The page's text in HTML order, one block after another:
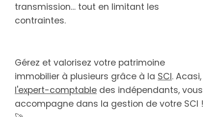
transmission… tout en limitant les
contraintes.
Gérez et valorisez votre patrimoine
immobilier à plusieurs grâce à la SCI. Acasi,
l'expert-comptable des indépendants, vous
accompagne dans la gestion de votre SCI !